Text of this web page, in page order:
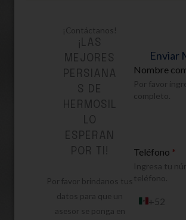
¡Contáctanos!
¡LAS
MEJORES
PERSIANA
S DE
HERMOSIL
LO
ESPERAN
POR TI!
Por favor brindanos tus
datos para que un
asesor se ponga en
Enviar
Nombre
Por favor
completo.
Teléfono *
Ingresa tu
teléfono.
M +52